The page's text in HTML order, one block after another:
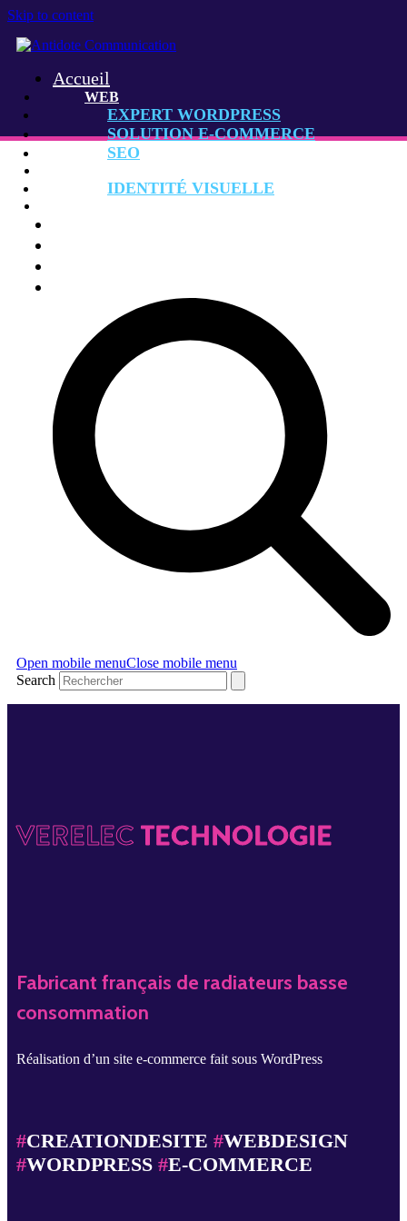
Skip to content
Accueil
WEB
EXPERT WORDPRESS
SOLUTION E-COMMERCE
SEO
IDENTITÉ VISUELLE
Open mobile menuClose mobile menu
Search
VERELECTECHNOLOGIE
Fabricant français de radiateurs basse
consommation
Réalisation d’un site e-commerce fait sous WordPress
#CREATIONDESITE #WEBDESIGN
#WORDPRESS #E-COMMERCE